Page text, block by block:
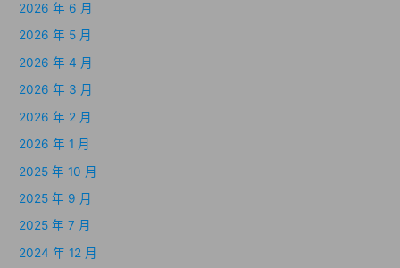
2026 年 6 月
2026 年 5 月
2026 年 4 月
2026 年 3 月
2026 年 2 月
2026 年 1 月
2025 年 10 月
2025 年 9 月
2025 年 7 月
2024 年 12 月